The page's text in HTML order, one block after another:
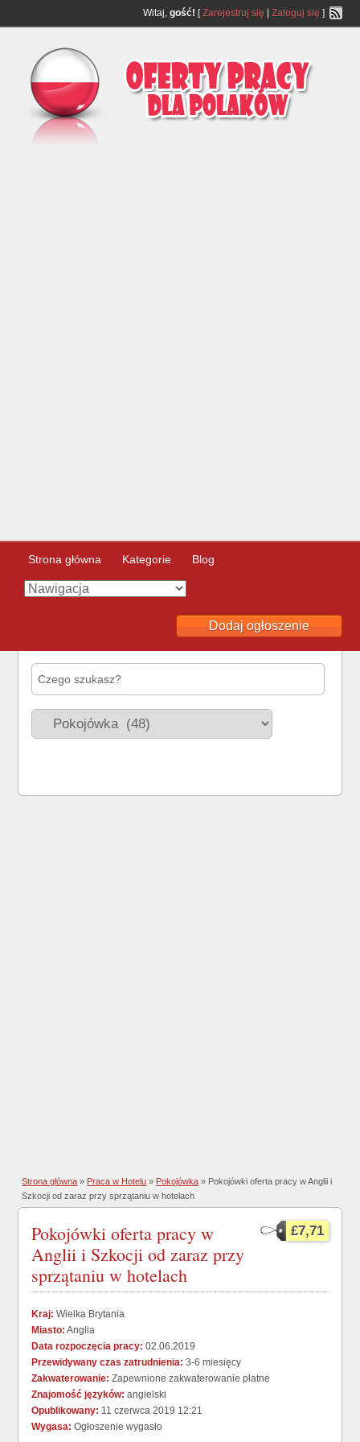
Witaj, gość! [Zarejestruj się Zaloguj się ]
Strona główna Kategorie Blog
Dodaj ogłoszenie
Strona główna » Praca w Hotelu » Pokojówka » Pokojówki oferta pracy w Anglii i
Szkocji od zaraz przy sprzątaniu w hotelach
£7,71
Pokojówki oferta pracy w
Anglii i Szkocji od zaraz przy
sprzątaniu w hotelach
Kraj: Wielka Brytania
Miasto: Anglia
Data rozpoczęcia pracy: 02.06.2019
Przewidywany czas zatrudnienia: 3-6 miesięcy
Zakwaterowanie: Zapewnione zakwaterowanie płatne
Znajomość języków: angielski
Opublikowany: 11 czerwca 2019 12:21
Wygasa: Ogłoszenie wygasło